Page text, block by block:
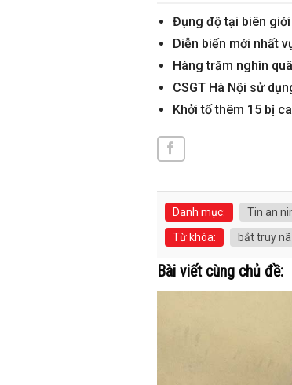
Đụng độ tại biên
Diễn biến mới nhất
Hàng trăm nghìn
CSGT Hà Nội sử
Khởi tố thêm 15 bị
Danh mục:
Tin an
Từ khóa:
bắt truy
Bài viết cùng chủ đề: